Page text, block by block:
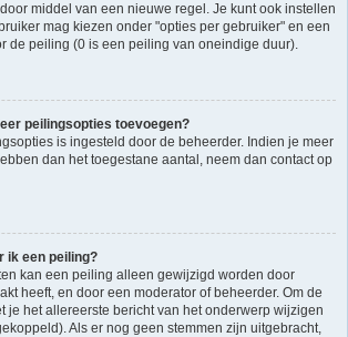
middel van een nieuwe regel. Je kunt ook instellen
mag kiezen onder "opties per gebruiker" en een
de peiling (0 is een peiling van oneindige duur).
peilingsopties toevoegen?
is ingesteld door de beheerder. Indien je meer
dan het toegestane aantal, neem dan contact op
ik een peiling?
kan een peiling alleen gewijzigd worden door
heeft, en door een moderator of beheerder. Om de
je het allereerste bericht van het onderwerp wijzigen
Als er nog geen stemmen zijn uitgebracht,